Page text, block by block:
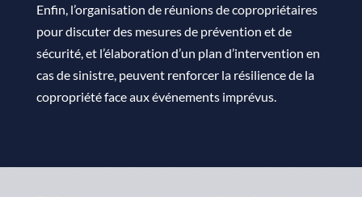
Enfin, l’organisation de réunions de copropriétaires
pour discuter des mesures de prévention et de
sécurité, et l’élaboration d’un plan d’intervention en
cas de sinistre, peuvent renforcer la résilience de la
copropriété face aux événements imprévus.